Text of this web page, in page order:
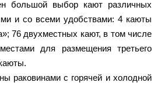
большой выбор кают различных
и со всеми удобствами: 4 каюты
76 двухместных кают, в том числе
для размещения третьего
раковинами с горячей и холодной